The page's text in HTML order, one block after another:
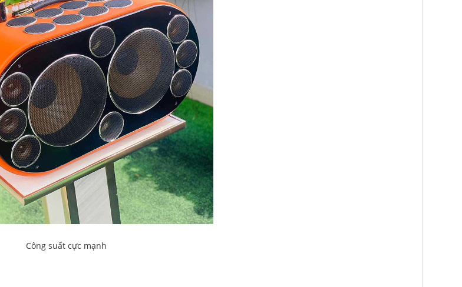
Công suất cực mạnh